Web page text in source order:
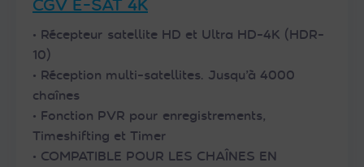
CGV E-SAT 4K
• Récepteur satellite HD et Ultra HD-4K (HDR-
10)
• Réception multi-satellites. Jusqu’à 4000
chaînes
• Fonction PVR pour enregistrements,
Timeshifting et Timer
• COMPATIBLE POUR LES CHAÎNES EN